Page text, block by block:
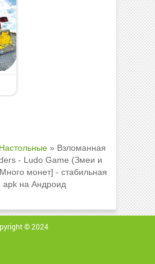
Настольные » Взломанная
- Ludo Game (Змеи и
монет] - стабильная
apk на Андроид
© 2024